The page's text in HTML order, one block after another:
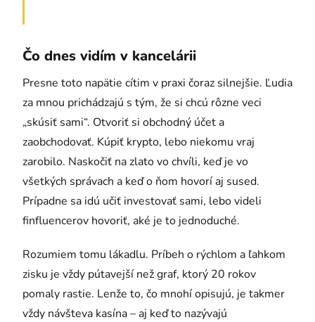
Čo dnes vidím v kancelárii
Presne toto napätie cítim v praxi čoraz silnejšie. Ľudia
za mnou prichádzajú s tým, že si chcú rôzne veci
„skúsiť sami“. Otvoriť si obchodný účet a
zaobchodovať. Kúpiť krypto, lebo niekomu vraj
zarobilo. Naskočiť na zlato vo chvíli, keď je vo
všetkých správach a keď o ňom hovorí aj sused.
Prípadne sa idú učiť investovať sami, lebo videli
finfluencerov hovoriť, aké je to jednoduché.
Rozumiem tomu lákadlu. Príbeh o rýchlom a ľahkom
zisku je vždy pútavejší než graf, ktorý 20 rokov
pomaly rastie. Lenže to, čo mnohí opisujú, je takmer
vždy návšteva kasína – aj keď to nazývajú